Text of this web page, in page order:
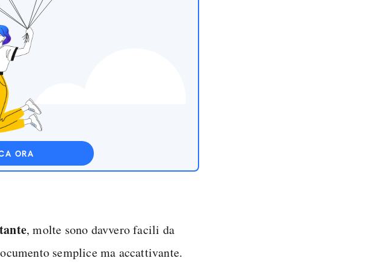
ORA
, molte sono davvero facili da
semplice ma accattivante.